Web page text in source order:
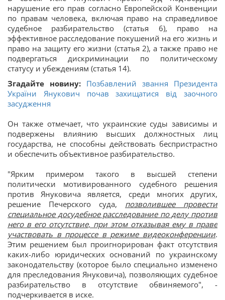
нарушение его прав согласно Европейской Конвенции
по правам человека, включая право на справедливое
судебное разбирательство (статья 6), право на
эффективное расследование покушений на его жизнь и
право на защиту его жизни (статья 2), а также право не
подвергаться дискриминации по политическому
статусу и убеждениям (статья 14).
Згадайте новину: Позбавлений звання Президента
України Янукович почав захищатися від заочного
засудження
Он также отмечает, что украинские суды зависимы и
подвержены влиянию высших должностных лиц
государства, не способны действовать беспристрастно
и обеспечить объективное разбирательство.
"Ярким примером такого в высшей степени
политически мотивированного судебного решения
против Януковича является, среди многих других,
решение Печерского суда, позволившее провести
специальное досудебное расследование по делу против
него в его отсутствие, при этом отказывая ему в праве
участвовать в процессе в режиме видеоконференции.
Этим решением был проигнорирован факт отсутствия
каких-либо юридических оснований по украинскому
законодательству (которое было специально изменено
для преследования Януковича), позволяющих судебное
разбирательство в отсутствие обвиняемого", -
подчеркивается в иске.